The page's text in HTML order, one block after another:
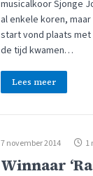
musicalkoor Sjonge
al enkele koren,
start vond plaats met
de tijd kwamen…
Lees meer
7 november 2014 1
Winnaar